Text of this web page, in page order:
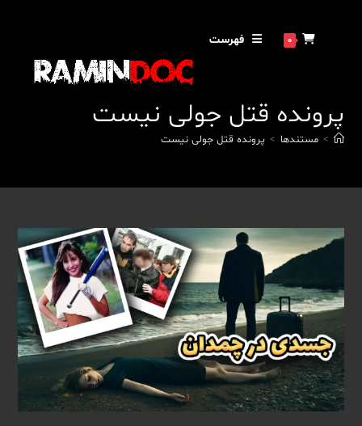
0 فهرست
پرونده قتل جولی نیست
> مستندها > پرونده قتل جولی نیست